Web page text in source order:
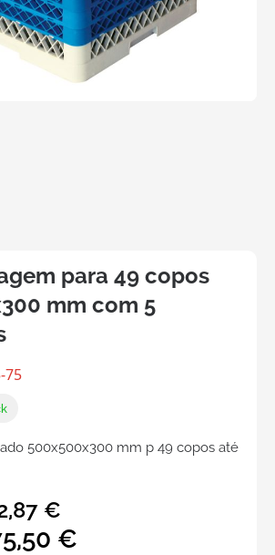
para 49 copos
mm com 5
75
500x500x300 mm p 49 copos até
€
€